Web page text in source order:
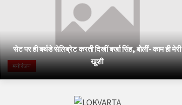
मनोरंजन
सेट पर ही बर्थडे सेलिब्रेट करती दिखीं बर्खा सिंह, बोलीं- काम ही मेरी
खुशी